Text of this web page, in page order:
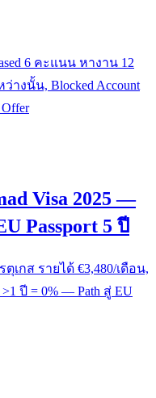
6 คะแนน หางาน 12
างนั้น, Blocked Account
Visa 2025 —
Passport 5 ปี
ตุเกส รายได้ €3,480/เดือน,
ปี = 0% — Path สู่ EU